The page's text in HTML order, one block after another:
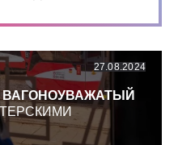
27.08.2024